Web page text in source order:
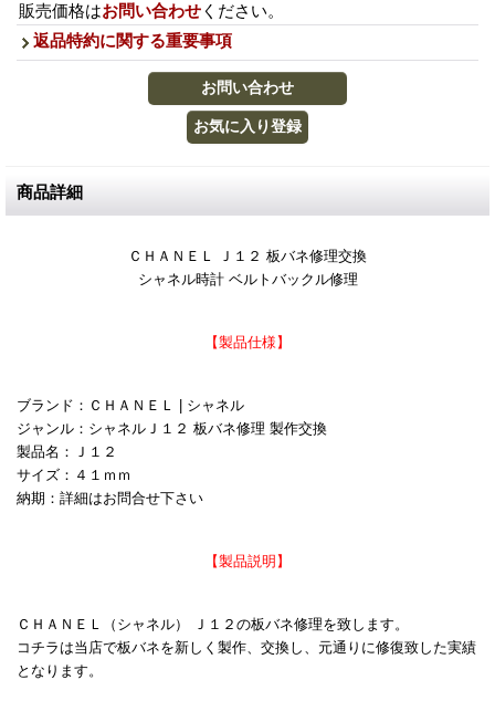
販売価格はお問い合わせ ください。
返品特約に関する重要事項
商品詳細
ＣＨＡＮＥＬ Ｊ１２ 板バネ修理交換
シャネル時計 ベルトバックル修理
【製品仕様】
ブランド：ＣＨＡＮＥＬ | シャネル
ジャンル：シャネルＪ１２ 板バネ修理 製作交換
製品名：Ｊ１２
サイズ：４１ｍｍ
納期：詳細はお問合せ下さい
【製品説明】
ＣＨＡＮＥＬ（シャネル） Ｊ１２の板バネ修理を致します。
コチラは当店で板バネを新しく製作、交換し、元通りに修復致した実績
となります。